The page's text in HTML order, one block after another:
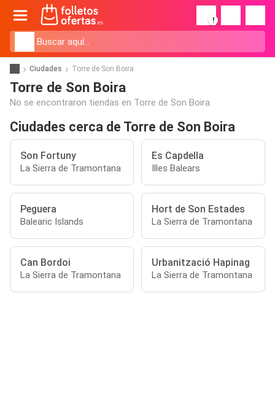
!
Ciudades Torre de Son Boira
Torre de Son Boira
No se encontraron tiendas en Torre de Son Boira.
Ciudades cerca de Torre de Son Boira
Son Fortuny
La Sierra de Tramontana
Es Capdella
Illes Balears
Peguera
Balearic Islands
Hort de Son Estades
La Sierra de Tramontana
Can Bordoi
La Sierra de Tramontana
Urbanització Hapinag
La Sierra de Tramontana